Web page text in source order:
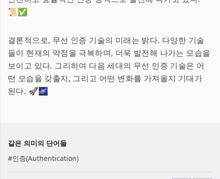
📜✅
결론적으로, 무선 인증 기술의 미래는 밝다. 다양한 기술
들이 현재의 약점을 극복하며, 더욱 발전해 나가는 모습을
보이고 있다. 그리하여 다음 세대의 무선 인증 기술은 어
떤 모습을 갖출지, 그리고 어떤 변화를 가져올지 기대가
된다. 🚀🌌
같은 의미의 단어들
#인증(Authentication)